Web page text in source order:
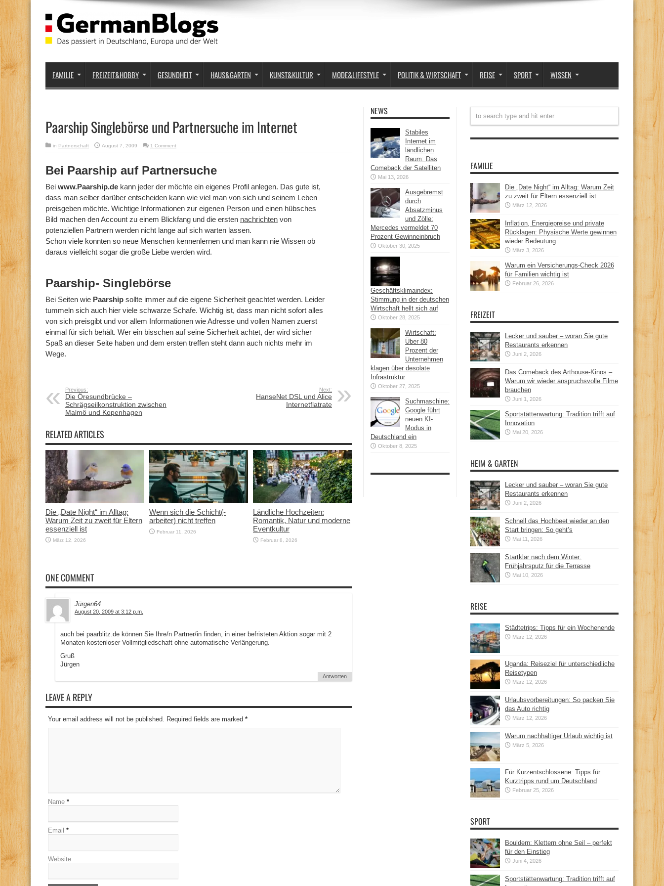
FAMILIE FREIZEIT&HOBBY GESUNDHEIT HAUS&GARTEN KUNST&KULTUR MODE&LIFESTYLE POLITIK & WIRTSCHAFT REISE SPORT WISSEN
Paarship Singlebörse und Partnersuche im Internet
in Partnerschaft August 7, 2009 1 Comment
Bei Paarship auf Partnersuche
Bei www.Paarship.de kann jeder der möchte ein eigenes Profil anlegen. Das gute ist,
dass man selber darüber entscheiden kann wie viel man von sich und seinem Leben
preisgeben möchte. Wichtige Informationen zur eigenen Person und einen hübsches
Bild machen den Account zu einem Blickfang und die ersten nachrichten von
potenziellen Partnern werden nicht lange auf sich warten lassen.
Schon viele konnten so neue Menschen kennenlernen und man kann nie Wissen ob
daraus vielleicht sogar die große Liebe werden wird.
Paarship- Singlebörse
Bei Seiten wie Paarship sollte immer auf die eigene Sicherheit geachtet werden. Leider
tummeln sich auch hier viele schwarze Schafe. Wichtig ist, dass man nicht sofort alles
von sich preisgibt und vor allem Informationen wie Adresse und vollen Namen zuerst
einmal für sich behält. Wer ein bisschen auf seine Sicherheit achtet, der wird sicher
Spaß an dieser Seite haben und dem ersten treffen steht dann auch nichts mehr im
Wege.
Previous:
Die Öresundbrücke –
Schrägseilkonstruktion zwischen
Malmö und Kopenhagen
Next:
HanseNet DSL und Alice
Internetflatrate
RELATED ARTICLES
Die „Date Night“ im Alltag:
Warum Zeit zu zweit für Eltern
essenziell ist
März 12, 2026
Wenn sich die Schicht(-
arbeiter) nicht treffen
Februar 11, 2026
Ländliche Hochzeiten:
Romantik, Natur und moderne
Eventkultur
Februar 8, 2026
ONE COMMENT
Jürgen64
August 20, 2009 at 3:12 p.m.
auch bei paarblitz.de können Sie Ihre/n Partner/in finden, in einer befristeten Aktion sogar mit 2
Monaten kostenloser Vollmitgliedschaft ohne automatische Verlängerung.
Gruß
Jürgen
Antworten
LEAVE A REPLY
Your email address will not be published. Required fields are marked *
Name *
Email *
Website
NEWS
Stabiles
Internet im
ländlichen
Raum: Das
Comeback der Satelliten
Mai 13, 2026
Ausgebremst
durch
Absatzminus
und Zölle:
Mercedes vermeldet 70
Prozent Gewinneinbruch
Oktober 30, 2025
Geschäftsklimaindex:
Stimmung in der deutschen
Wirtschaft hellt sich auf
Oktober 28, 2025
Wirtschaft:
Über 80
Prozent der
Unternehmen
klagen über desolate
Infrastruktur
Oktober 27, 2025
Suchmaschine:
Google führt
neuen KI-
Modus in
Deutschland ein
Oktober 8, 2025
FAMILIE
Die „Date Night“ im Alltag: Warum Zeit
zu zweit für Eltern essenziell ist
März 12, 2026
Inflation, Energiepreise und private
Rücklagen: Physische Werte gewinnen
wieder Bedeutung
März 3, 2026
Warum ein Versicherungs-Check 2026
für Familien wichtig ist
Februar 26, 2026
FREIZEIT
Lecker und sauber – woran Sie gute
Restaurants erkennen
Juni 2, 2026
Das Comeback des Arthouse-Kinos –
Warum wir wieder anspruchsvolle Filme
brauchen
Juni 1, 2026
Sportstättenwartung: Tradition trifft auf
Innovation
Mai 20, 2026
HEIM & GARTEN
Lecker und sauber – woran Sie gute
Restaurants erkennen
Juni 2, 2026
Schnell das Hochbeet wieder an den
Start bringen: So geht’s
Mai 11, 2026
Startklar nach dem Winter:
Frühjahrsputz für die Terrasse
Mai 10, 2026
REISE
Städtetrips: Tipps für ein Wochenende
März 12, 2026
Uganda: Reiseziel für unterschiedliche
Reisetypen
März 12, 2026
Urlaubsvorbereitungen: So packen Sie
das Auto richtig
März 12, 2026
Warum nachhaltiger Urlaub wichtig ist
März 5, 2026
Für Kurzentschlossene: Tipps für
Kurztripps rund um Deutschland
Februar 25, 2026
SPORT
Bouldern: Klettern ohne Seil – perfekt
für den Einstieg
Juni 4, 2026
Sportstättenwartung: Tradition trifft auf